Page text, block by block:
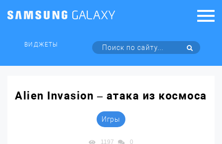
ВИДЖЕТЫ
Alien Invasion – атака из космоса
Игры
1197 0